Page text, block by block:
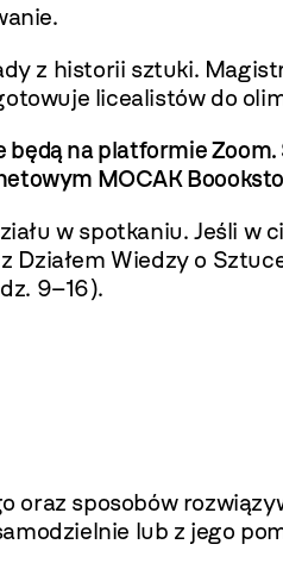
z historii sztuki.
licealistów do
na platformie
MOCAK
w spotkaniu. Jeśli w
Wiedzy o
9–16).
sposobów
lub z jego